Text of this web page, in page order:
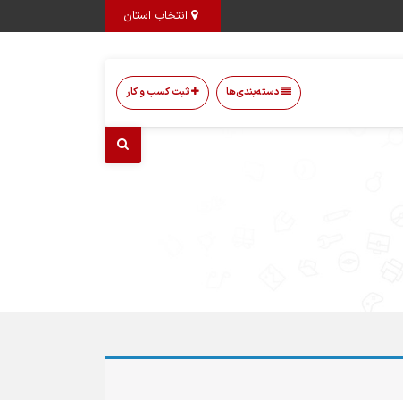
دسته‌بندی‌ها ثبت کسب و کار